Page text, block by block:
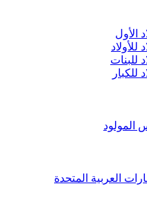
الأول
للبنات
العربية المتحدة